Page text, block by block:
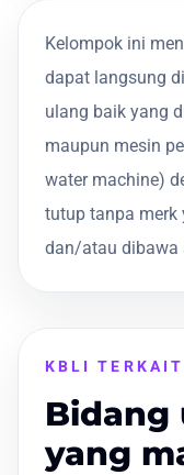
Kelompok ini
dapat langsung
ulang baik yang
maupun mesin
water machine)
tutup tanpa merk
dan/atau dibawa
KBLI TERKAIT
Bidang
yang